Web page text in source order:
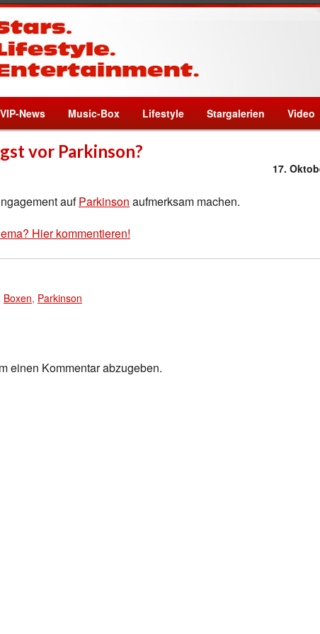
VIP-News Music-Box Lifestyle Stargalerien Video
vor Parkinson?
17.
aufParkinson aufmerksam machen.
Hier kommentieren!
Boxen, Parkinson
einen Kommentar abzugeben.